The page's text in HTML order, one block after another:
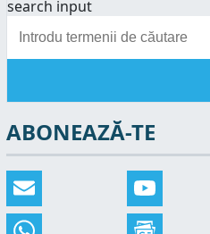
pe ecranul de Start
Neagu
nu îmi plac la ecranul
faptul că nu îmi
o face bara de
vrut ca Microsoft să
search input
ABONEAZĂ-TE